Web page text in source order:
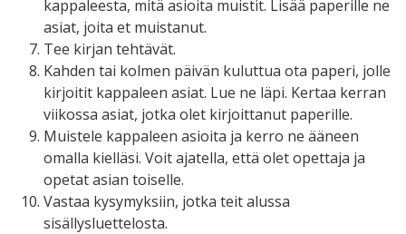
kappaleesta, mitä asioita muistit. Lisää paperille ne
asiat, joita et muistanut.
Tee kirjan tehtävät.
Kahden tai kolmen päivän kuluttua ota paperi, jolle
kirjoitit kappaleen asiat. Lue ne läpi. Kertaa kerran
viikossa asiat, jotka olet kirjoittanut paperille.
Muistele kappaleen asioita ja kerro ne ääneen
omalla kielläsi. Voit ajatella, että olet opettaja ja
opetat asian toiselle.
Vastaa kysymyksiin, jotka teit alussa
sisällysluettelosta.